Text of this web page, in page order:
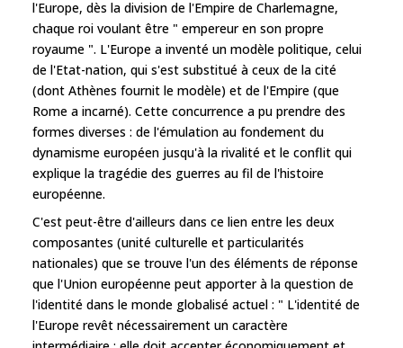
l'Europe, dès la division de l'Empire de Charlemagne,
chaque roi voulant être " empereur en son propre
royaume ". L'Europe a inventé un modèle politique, celui
de l'Etat-nation, qui s'est substitué à ceux de la cité
(dont Athènes fournit le modèle) et de l'Empire (que
Rome a incarné). Cette concurrence a pu prendre des
formes diverses : de l'émulation au fondement du
dynamisme européen jusqu'à la rivalité et le conflit qui
explique la tragédie des guerres au fil de l'histoire
européenne.
C'est peut-être d'ailleurs dans ce lien entre les deux
composantes (unité culturelle et particularités
nationales) que se trouve l'un des éléments de réponse
que l'Union européenne peut apporter à la question de
l'identité dans le monde globalisé actuel : " L'identité de
l'Europe revêt nécessairement un caractère